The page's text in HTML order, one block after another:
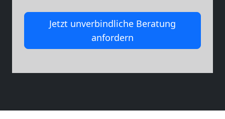
Jetzt unverbindliche Beratung
anfordern